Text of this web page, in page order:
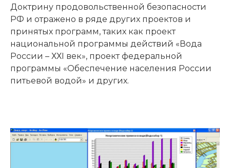
Доктрину продовольственной безопасности
РФ и отражено в ряде других проектов и
принятых программ, таких как проект
национальной программы действий «Вода
России – ХХI век», проект федеральной
программы «Обеспечение населения России
питьевой водой» и других.